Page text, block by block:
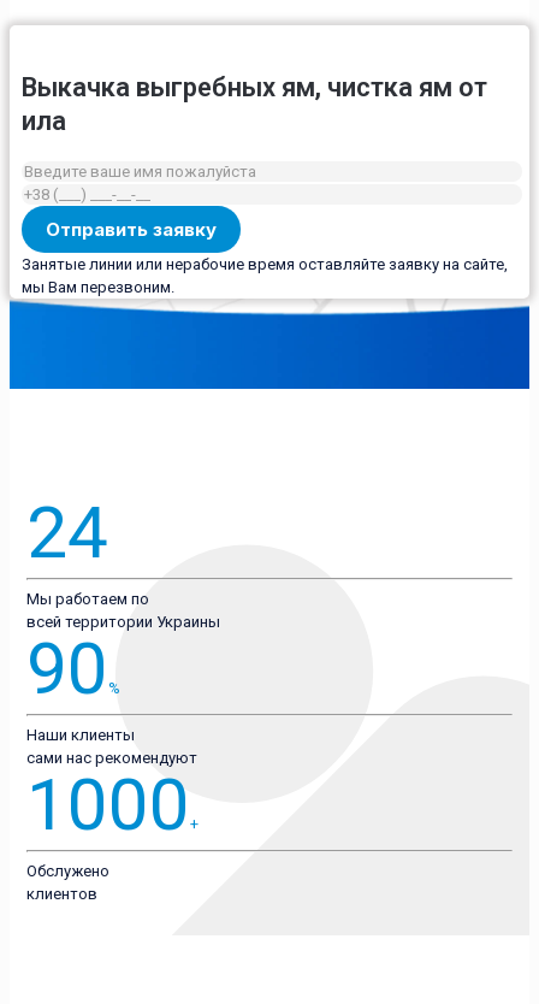
Выкачка выгребных ям, чистка ям от
ила
Занятые линии или нерабочие время оставляйте заявку на сайте,
мы Вам перезвоним.
24
Мы работаем по
всей территории Украины
90 %
Наши клиенты
сами нас рекомендуют
1000 +
Обслужено
клиентов